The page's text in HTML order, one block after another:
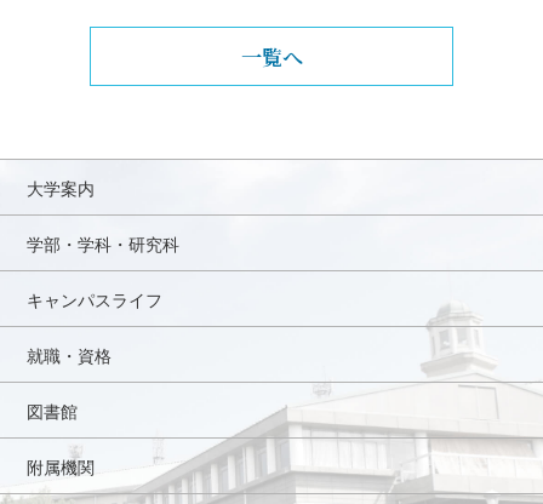
一覧へ
大学案内
学部・学科・研究科
キャンパスライフ
就職・資格
図書館
附属機関